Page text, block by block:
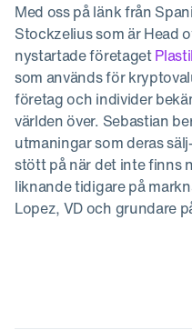
Med oss på länk från
Stockzelius som är Head
nystartade företaget
som används för
företag och individer
världen över. Sebastian
utmaningar som deras
stött på när det inte finns
liknande tidigare på
Lopez, VD och grundare